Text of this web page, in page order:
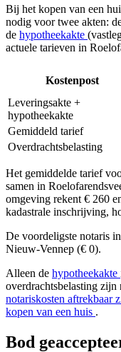
Bij het kopen van een
nodig voor twee akten:
de hypotheekakte
actuele tarieven in
Kostenpost
Leveringsakte +
hypotheekakte
Gemiddeld tarief
Overdrachtsbelasting
Het gemiddelde tarief
samen in
omgeving rekent € 260
kadastrale inschrijving,
De voordeligste notaris
Nieuw-Vennep (€ 0).
Alleen de hypotheekakte
overdrachtsbelasting zijn
notariskosten aftrekbaar
kopen van een huis .
Bod